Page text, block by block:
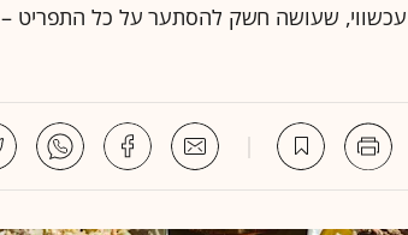
שעושה חשק להסתער על כל התפריט –